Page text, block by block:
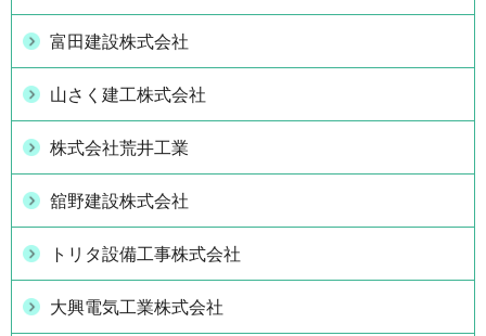
富田建設株式会社
山さく建工株式会社
株式会社荒井工業
舘野建設株式会社
トリタ設備工事株式会社
大興電気工業株式会社